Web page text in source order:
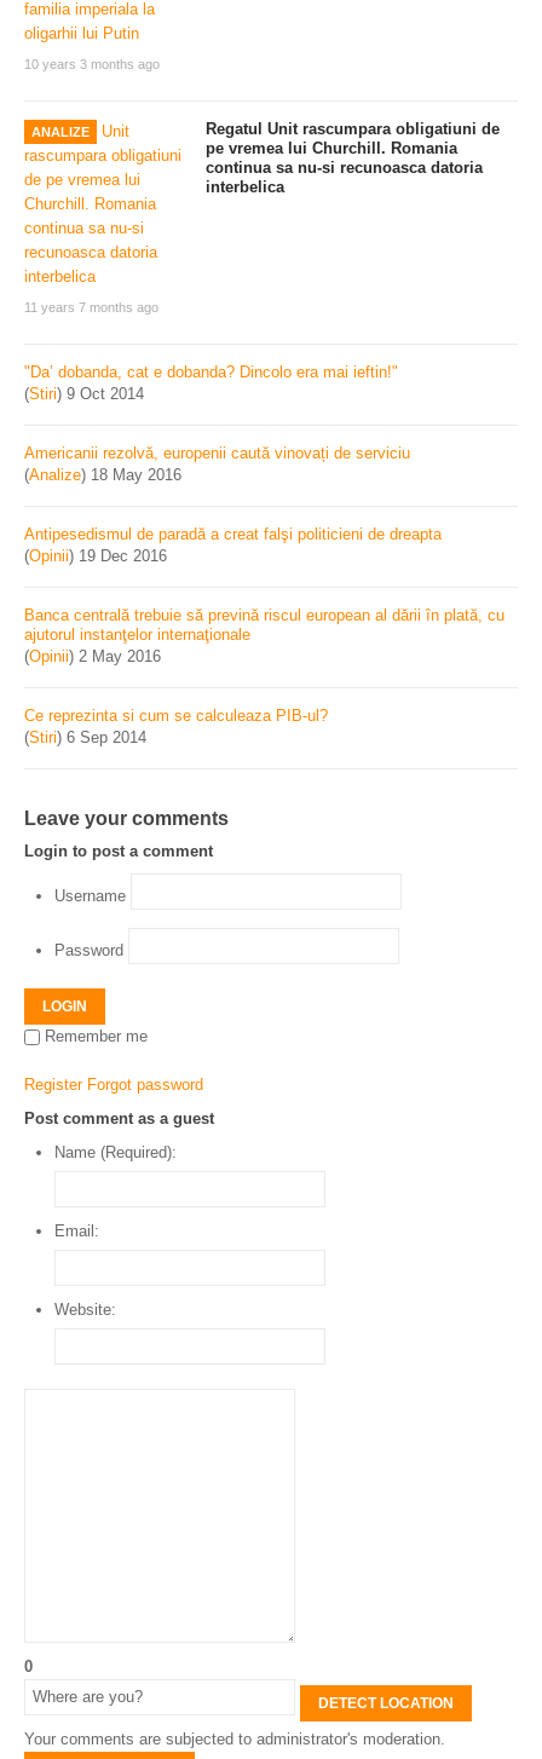
10 years 3 months ago
ANALIZE
11 years 7 months ago
Regatul Unit rascumpara obligatiuni de
pe vremea lui Churchill. Romania
continua sa nu-si recunoasca datoria
interbelica
"Da’ dobanda, cat e dobanda? Dincolo era mai ieftin!"
(Stiri) 9 Oct 2014
Americanii rezolvă, europenii caută vinovați de serviciu
(Analize) 18 May 2016
Antipesedismul de paradă a creat falşi politicieni de dreapta
(Opinii) 19 Dec 2016
Banca centrală trebuie să prevină riscul european al dării în plată, cu
ajutorul instanţelor internaţionale
(Opinii) 2 May 2016
Ce reprezinta si cum se calculeaza PIB-ul?
(Stiri) 6 Sep 2014
Leave your comments
Login to post a comment
Username
Password
LOGIN
Remember me
Register Forgot password
Post comment as a guest
Name (Required):
Email:
Website:
0
DETECT LOCATION
Your comments are subjected to administrator's moderation.